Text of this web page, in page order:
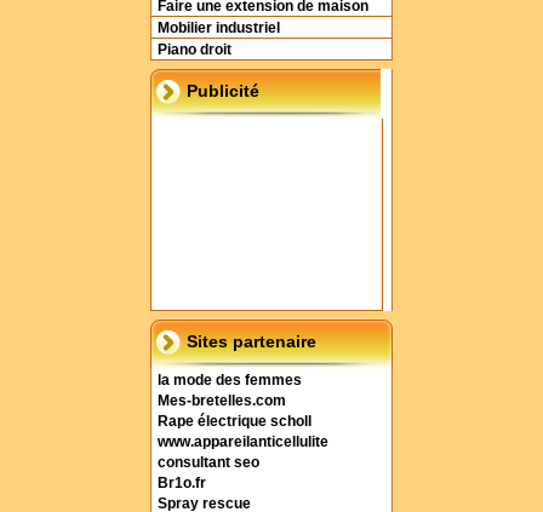
Faire une extension de maison
Mobilier industriel
Piano droit
Publicité
Sites partenaire
la mode des femmes
Mes-bretelles.com
Rape électrique scholl
www.appareilanticellulite
consultant seo
Br1o.fr
Spray rescue